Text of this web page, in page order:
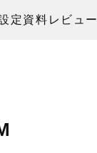
定資料レビュー